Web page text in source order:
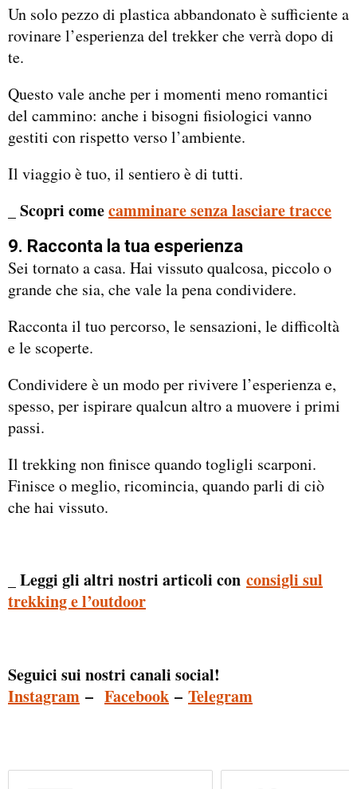
Un solo pezzo di plastica abbandonato è sufficiente a
rovinare l’esperienza del trekker che verrà dopo di
te.
Questo vale anche per i momenti meno romantici
del cammino: anche i bisogni fisiologici vanno
gestiti con rispetto verso l’ambiente.
Il viaggio è tuo, il sentiero è di tutti.
_ Scopri comecamminare senza lasciare tracce
9. Racconta la tua esperienza
Sei tornato a casa. Hai vissuto qualcosa, piccolo o
grande che sia, che vale la pena condividere.
Racconta il tuo percorso, le sensazioni, le difficoltà
e le scoperte.
Condividere è un modo per rivivere l’esperienza e,
spesso, per ispirare qualcun altro a muovere i primi
passi.
Il trekking non finisce quando togligli scarponi.
Finisce o meglio, ricomincia, quando parli di ciò
che hai vissuto.
_ Leggi gli altri nostri articoli con consigli sul
trekking e l’outdoor
Seguici sui nostri canali social!
Instagram – Facebook – Telegram